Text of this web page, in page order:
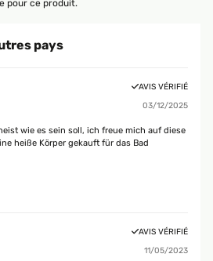
pour ce produit.
pays
AVIS VÉRIFIÉ
03/12/2025
wie es sein soll, ich freue mich auf diese
heiße Körper gekauft für das Bad
AVIS VÉRIFIÉ
11/05/2023